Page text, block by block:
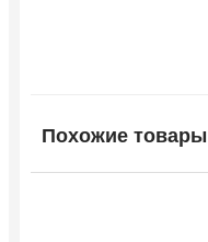
Похожие товары